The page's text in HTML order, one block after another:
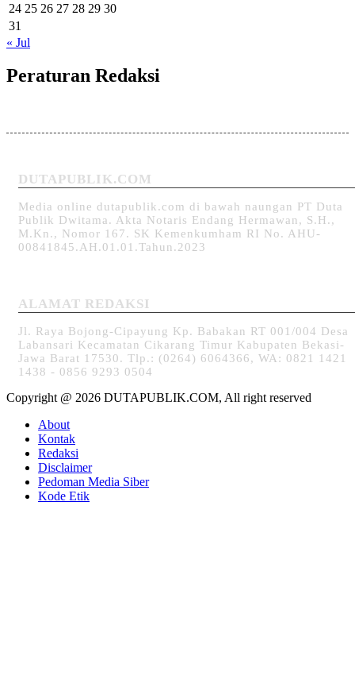
24 25 26 27 28 29 30
31
« Jul
Peraturan Redaksi
DUTAPUBLIK.COM
Media online dutapublik.com di bawah naungan PT Duta
Publik Dwitama. Akta Notaris Endang Hermawan, S.H.,
M.Kn., Nomor 167. SK Kemenkumham RI No. AHU-
00841845.AH.01.01.Tahun.2023
ALAMAT REDAKSI
Jl. Raya Bojong-Cipayung Kp. Babakan RT 001/004 Desa
Labansari Kecamatan Cikarang Timur Kabupaten Bekasi-
Jawa Barat 17530. Tlp.: (0264) 6064366, WA: 0821 1421
1438 - 0856 9293 0504
Copyright @ 2026 DUTAPUBLIK.COM, All right reserved
About
Kontak
Redaksi
Disclaimer
Pedoman Media Siber
Kode Etik